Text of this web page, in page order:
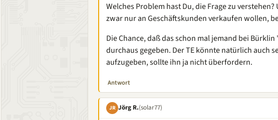
Welches Problem hast Du, die Frage zu
zwar nur an Geschäftskunden verkaufen wollen,
Die Chance, daß das schon mal jemand bei
durchaus gegeben. Der TE könnte natürlich auch
aufzugeben, sollte ihn ja nicht überfordern.
Antwort
JR Jörg R.(solar77)